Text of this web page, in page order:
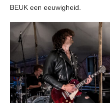
BEUK een eeuwigheid.